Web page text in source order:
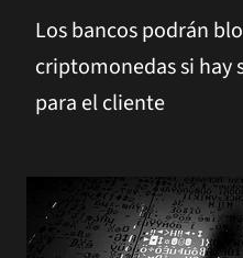
Los bancos podrán
criptomonedas si hay
para el cliente